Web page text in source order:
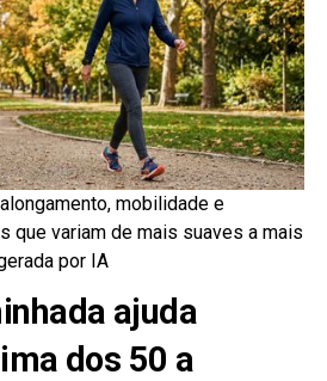
mobilidade e
que variam de mais suaves a mais
por IA
ajuda
dos 50 a